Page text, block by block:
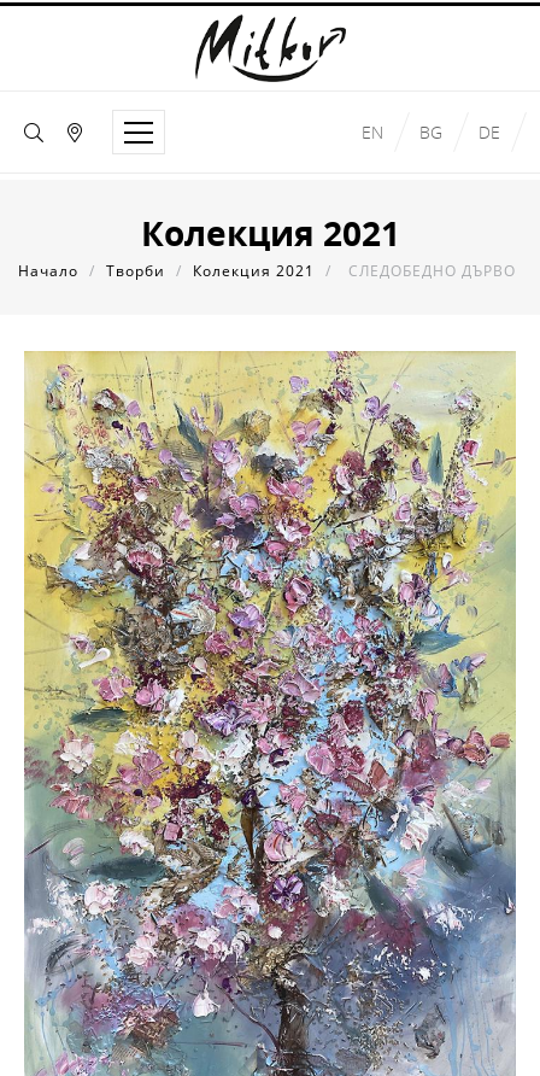
EN BG DE
Колекция 2021
Начало / Творби / Колекция 2021 / СЛЕДОБЕДНО ДЪРВО